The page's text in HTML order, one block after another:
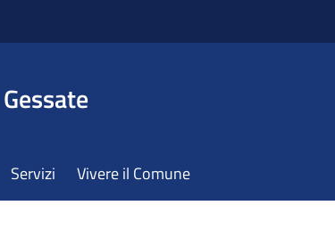
Servizi Vivere il Comune